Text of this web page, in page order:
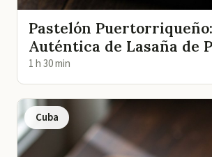
Pastelón
Auténtica de Lasaña de
1 h 30 min
Cuba